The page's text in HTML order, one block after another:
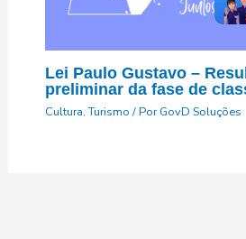
Lei Paulo Gustavo –
preliminar da fase de
Cultura,Turismo/ PorGovD Soluções